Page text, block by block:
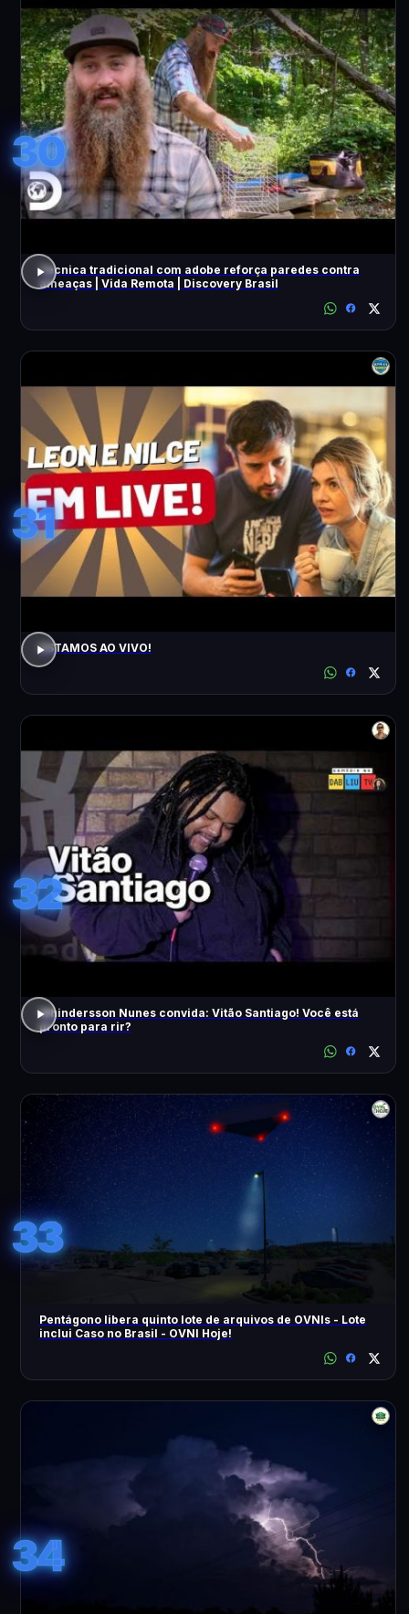
30
Técnica tradicional com adobe reforça paredes contra
ameaças | Vida Remota | Discovery Brasil
31
ESTAMOS AO VIVO!
32
Whindersson Nunes convida: Vitão Santiago! Você está
pronto para rir?
33
Pentágono libera quinto lote de arquivos de OVNIs - Lote
inclui Caso no Brasil - OVNI Hoje!
34